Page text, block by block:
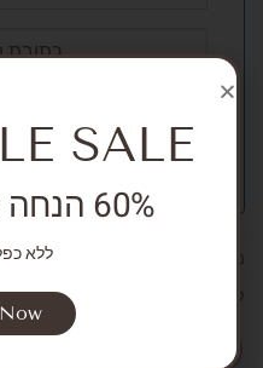
,NEW ARRIVALS
SALE
60% הנחה על כל האתר
ללא